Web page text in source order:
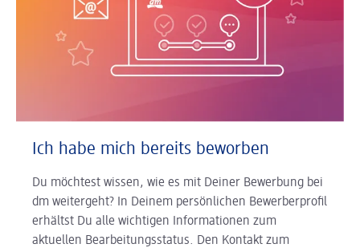
Ich habe mich bereits beworben
Du möchtest wissen, wie es mit Deiner Bewerbung bei
dm weitergeht? In Deinem persönlichen Bewerberprofil
erhältst Du alle wichtigen Informationen zum
aktuellen Bearbeitungsstatus. Den Kontakt zum